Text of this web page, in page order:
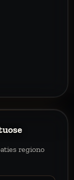
regiono